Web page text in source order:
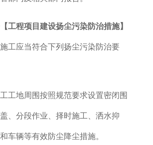
工程项目建设扬尘污染防治措施】
工应当符合下列扬尘污染防治要
工工地周围按照规范要求设置密闭围
、分段作业、择时施工、洒水抑
车辆等有效防尘降尘措施。